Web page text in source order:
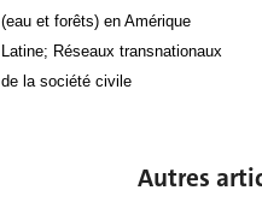
(eau et forêts) en Amérique
Latine; Réseaux transnationaux
de la société civile
Autres